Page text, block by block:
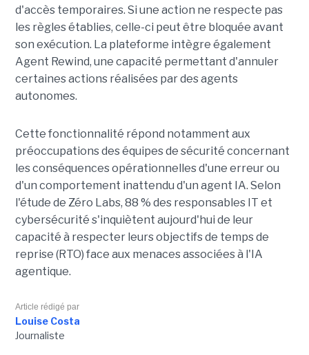
d'accès temporaires. Si une action ne respecte pas
les règles établies, celle-ci peut être bloquée avant
son exécution. La plateforme intègre également
Agent Rewind, une capacité permettant d'annuler
certaines actions réalisées par des agents
autonomes.
Cette fonctionnalité répond notamment aux
préoccupations des équipes de sécurité concernant
les conséquences opérationnelles d'une erreur ou
d'un comportement inattendu d'un agent IA. Selon
l'étude de Zéro Labs, 88 % des responsables IT et
cybersécurité s'inquiètent aujourd'hui de leur
capacité à respecter leurs objectifs de temps de
reprise (RTO) face aux menaces associées à l'IA
agentique.
Article rédigé par
Louise Costa
Journaliste